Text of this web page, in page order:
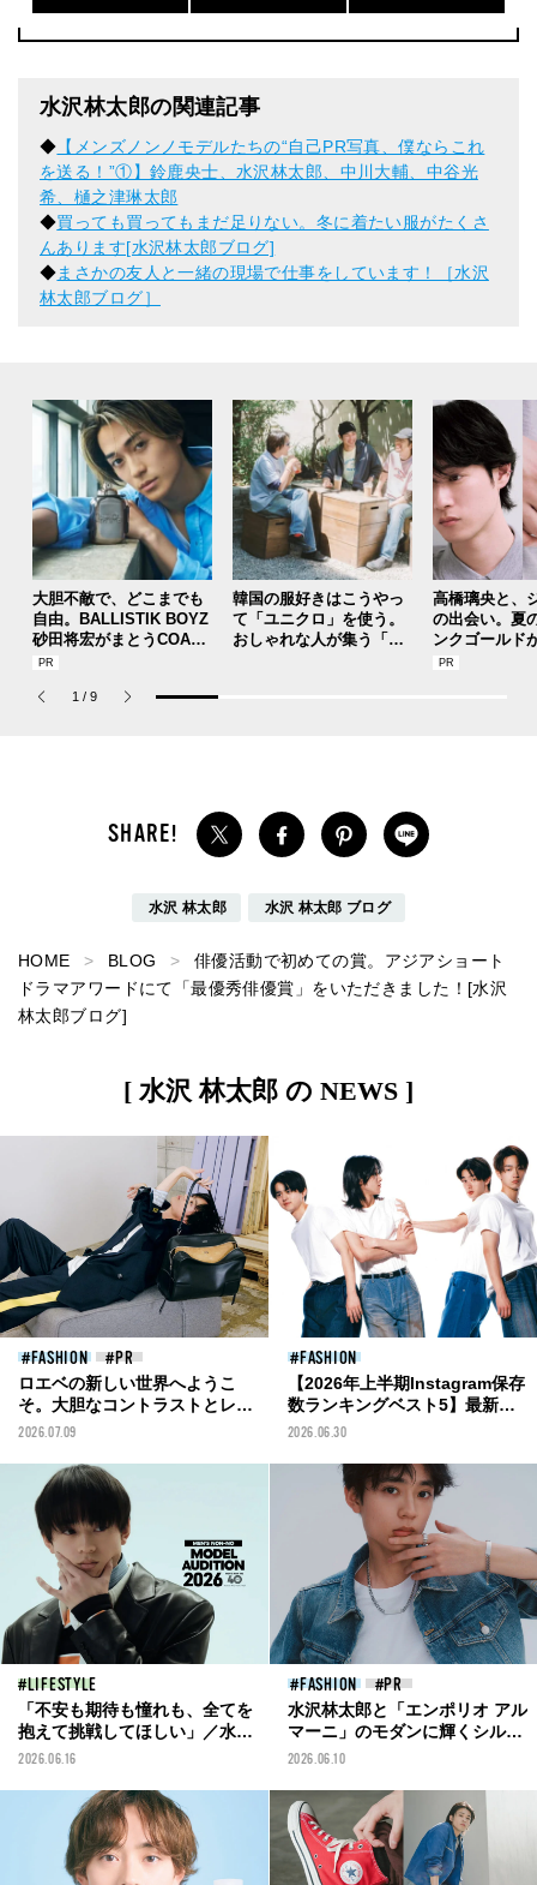
水沢林太郎の関連記事
◆ 【メンズノンノモデルたちの“自己PR写真、僕ならこれ
を送る！”①】鈴鹿央士、水沢林太郎、中川大輔、中谷光
希、樋之津琳太郎
◆買っても買ってもまだ足りない。冬に着たい服がたくさ
んあります[水沢林太郎ブログ]
◆まさかの友人と一緒の現場で仕事をしています！［水沢
林太郎ブログ］
大胆不敵で、どこまでも
自由。BALLISTIK BOYZ
砂田将宏がまとうCOACH
の新作フレグランス「コ
パルファム」
韓国の服好きはこうやっ
て「ユニクロ」を使う。
おしゃれな人が集う「ソ
高橋璃央と、
の出会い。夏
ンクゴールド
SUMMER
1 / 9
水沢 林太郎 水沢 林太郎 ブログ
HOME BLOG
俳優活動で初めての賞。アジアショート
ドラマアワードにて「最優秀俳優賞」をいただきました！[水沢
林太郎ブログ]
[ 水沢 林太郎 の NEWS ]
FASHION
ロエベの新しい世界へようこ
そ。大胆なコントラストとレイ
ヤードの先に。装う喜び、明る
2026.07.09
FASHION
【2026年上半期Instagram保存
数ランキングベスト5】最新フ
ァッション&ビューティ、メン
まで。保存数を獲得した投稿を
一挙紹介！
2026.06.30
LIFESTYLE
「不安も期待も憧れも、全てを
抱えて挑戦してほしい」／水沢
林太郎インタビュー【第41回メ
ン募集スタート！】
2026.06.16
FASHION
水沢林太郎と「エンポリオ アル
マーニ」のモダンに輝くシルバ
ートーンのアクセサリー。夏ス
選！
2026.06.10